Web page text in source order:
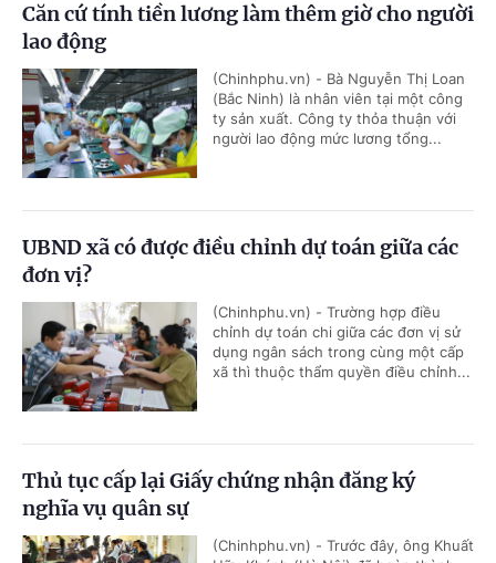
Căn cứ tính tiền lương làm thêm giờ cho người
lao động
(Chinhphu.vn) - Bà Nguyễn Thị Loan
(Bắc Ninh) là nhân viên tại một công
ty sản xuất. Công ty thỏa thuận với
người lao động mức lương tổng...
UBND xã có được điều chỉnh dự toán giữa các
đơn vị?
(Chinhphu.vn) - Trường hợp điều
chỉnh dự toán chi giữa các đơn vị sử
dụng ngân sách trong cùng một cấp
xã thì thuộc thẩm quyền điều chỉnh...
Thủ tục cấp lại Giấy chứng nhận đăng ký
nghĩa vụ quân sự
(Chinhphu.vn) - Trước đây, ông Khuất